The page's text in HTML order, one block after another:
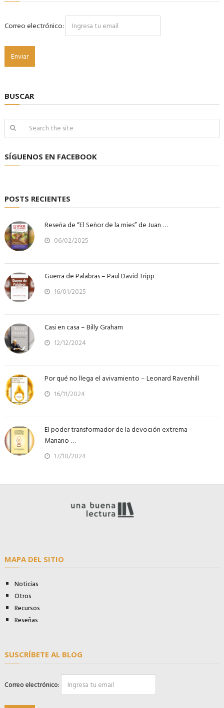
Correo electrónico:
BUSCAR
SÍGUENOS EN FACEBOOK
POSTS RECIENTES
Reseña de “El Señor de la mies” de Juan …
06/02/2025
Guerra de Palabras – Paul David Tripp
16/01/2025
Casi en casa – Billy Graham
12/12/2024
Por qué no llega el avivamiento – Leonard Ravenhill
16/11/2024
El poder transformador de la devoción extrema –
Mariano …
17/10/2024
MAPA DEL SITIO
Noticias
Otros
Recursos
Reseñas
SUSCRÍBETE AL BLOG
Correo electrónico: